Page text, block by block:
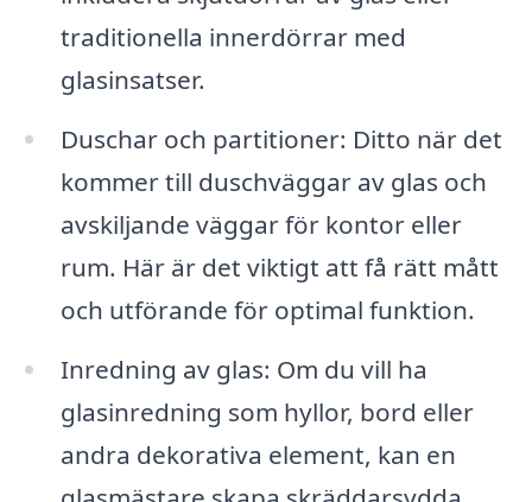
traditionella innerdörrar med
glasinsatser.
Duschar och partitioner: Ditto när det
kommer till duschväggar av glas och
avskiljande väggar för kontor eller
rum. Här är det viktigt att få rätt mått
och utförande för optimal funktion.
Inredning av glas: Om du vill ha
glasinredning som hyllor, bord eller
andra dekorativa element, kan en